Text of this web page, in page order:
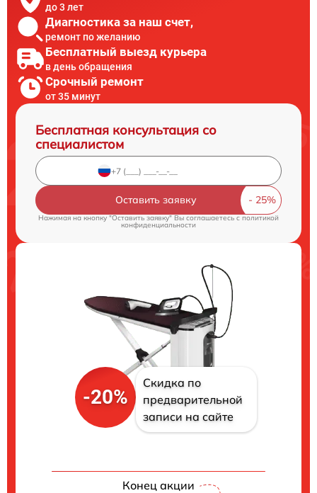
до 3 лет
Диагностика за наш счет,
ремонт по желанию
Бесплатный выезд курьера
в день обращения
Срочный ремонт
от 35 минут
Бесплатная консультация со
специалистом
Оставить заявку
Нажимая на кнопку "Оставить заявку" Вы соглашаетесь cполитикой
конфиденциальности
-20%
Скидка по
предварительной
записи на сайте
Конец акции